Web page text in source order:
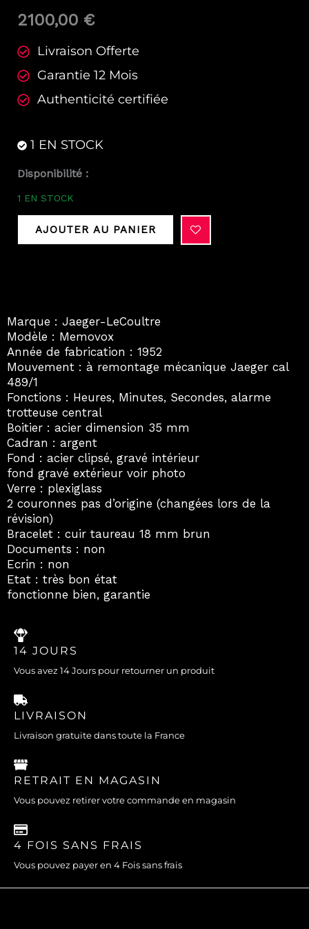
2100,00 €
Livraison Offerte
Garantie 12 Mois
Authenticité certifiée
1 EN STOCK
Disponibilité :
1 EN STOCK
quantité
LeCoultre
Memovox
AJOUTER AU PANIER
Marque : Jaeger-LeCoultre
Modèle : Memovox
Année de fabrication : 1952
Mouvement : à remontage mécanique Jaeger cal
489/1
Fonctions : Heures, Minutes, Secondes, alarme
trotteuse central
Boitier : acier dimension 35 mm
Cadran : argent
Fond : acier clipsé, gravé intérieur
fond gravé extérieur voir photo
Verre : plexiglass
2 couronnes pas d’origine (changées lors de la
révision)
Bracelet : cuir taureau 18 mm brun
Documents : non
Ecrin : non
Etat : très bon état
fonctionne bien, garantie
14 JOURS
Vous avez 14 Jours pour retourner un produit
LIVRAISON
Livraison gratuite dans toute la France
RETRAIT EN MAGASIN
Vous pouvez retirer votre commande en magasin
4 FOIS SANS FRAIS
Vous pouvez payer en 4 Fois sans frais